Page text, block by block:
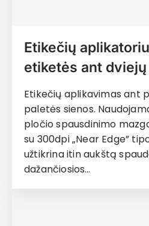
Etikečių
etiketės ant
Etikečių aplikavimas ant
paletės sienos.
pločio spausdinimo
su 300dpi „Near Edge”
užtikrina itin aukštą
dažančiosios…